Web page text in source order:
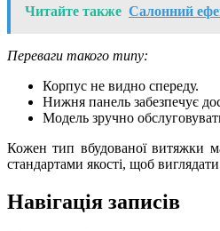
Читайте также Салонний
Переваги такого типу:
Корпус не видно спереду.
Нижня панель забезпечує
Модель зручно
Кожен тип вбудованої витяжки
стандартами якості, щоб
Навігація записів